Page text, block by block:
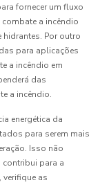
fornecer um fluxo
a incêndio
hidrantes. Por outro
para aplicações
a incêndio em
das
a incêndio.
energética da
para serem mais
Isso não
para a
as